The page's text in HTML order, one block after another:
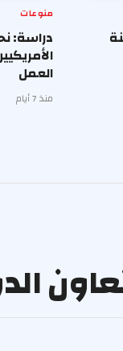
منوعات
دراسة:
العمل
منذ 7 أيام